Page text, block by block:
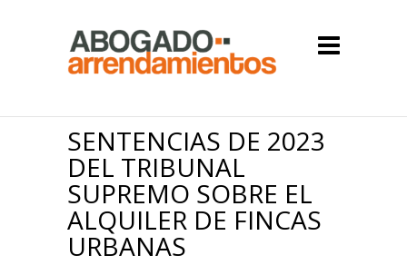
SENTENCIAS DE 2023
DEL TRIBUNAL
SUPREMO SOBRE EL
ALQUILER DE FINCAS
URBANAS